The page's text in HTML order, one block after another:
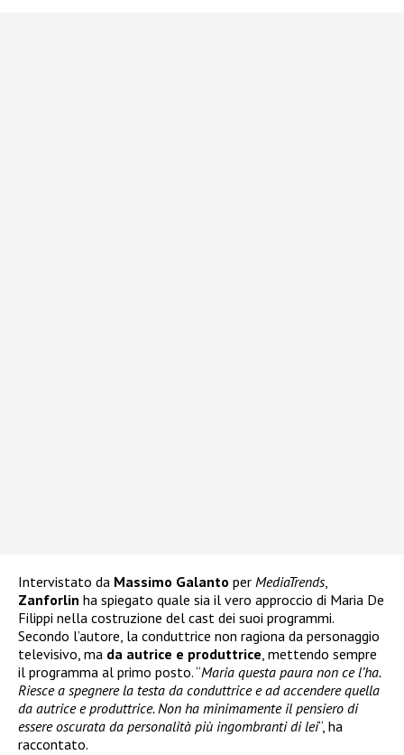
Intervistato da Massimo Galanto per MediaTrends,
Zanforlin ha spiegato quale sia il vero approccio di Maria De
Filippi nella costruzione del cast dei suoi programmi.
Secondo l’autore, la conduttrice non ragiona da personaggio
televisivo, ma da autrice e produttrice, mettendo sempre
il programma al primo posto. “Maria questa paura non ce l’ha.
Riesce a spegnere la testa da conduttrice e ad accendere quella
da autrice e produttrice. Non ha minimamente il pensiero di
essere oscurata da personalità più ingombranti di lei“, ha
raccontato.